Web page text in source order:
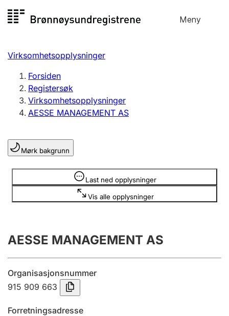
til
Meny
Registersøk
Aksjeselskap
Enkeltpersonforetak
Registrere, endre, slette
Lag og forening
Registrere, endre, slette
Årsregnskap
Innsending og forsinkelsesgebyr
Tinglysing
Virksomhetsopplysninger
Forsiden
Registersøk
Virksomhetsopplysninger
AESSE MANAGEMENT AS
Mørk bakgrunn
Last ned opplysninger
Vis alle opplysninger
Opplysninger er skjult
AESSE MANAGEMENT AS
Organisasjonsnummer
915 909 663
Forretningsadresse